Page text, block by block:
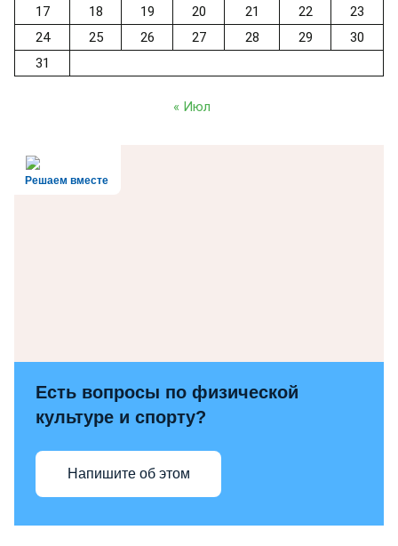
17
18 19 20 21 22
23
24
25 26 27 28 29
30
31
« Июл
Решаем вместе
Есть вопросы по физической
культуре и спорту?
Напишите об этом